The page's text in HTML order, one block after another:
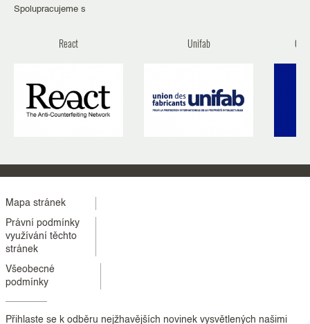
Spolupracujeme s
React Unifab
Menu
footer
colonne
2
Mapa stránek
Právní podmínky
využívání těchto
stránek
Všeobecné
podmínky
Přihlaste se k odběru nejžhavějších novinek vysvětlených našimi